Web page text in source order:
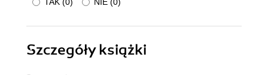
TAK (0) NIE (0)
Szczegółyksiążki